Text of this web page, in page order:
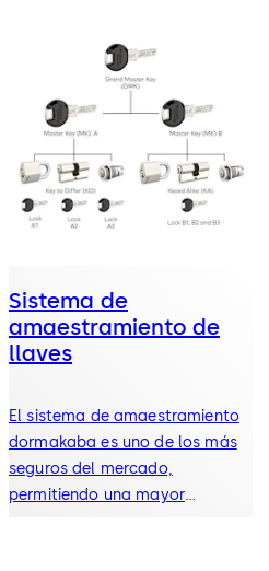
Sistema de
amaestramiento de
llaves
El sistema de amaestramiento
dormakaba es uno de los más
seguros del mercado,
permitiendo una mayor